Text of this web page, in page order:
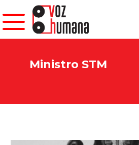
Ministro STM